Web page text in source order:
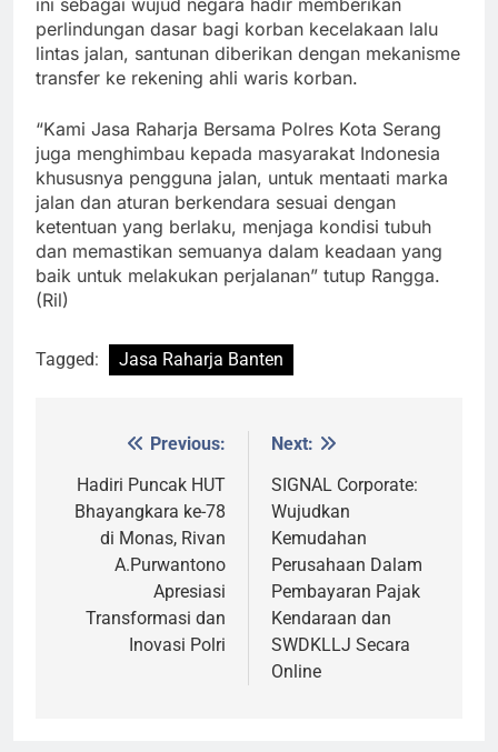
perlindungan dasar bagi korban kecelakaan lalu
lintas jalan, santunan diberikan dengan mekanisme
transfer ke rekening ahli waris korban.
“Kami Jasa Raharja Bersama Polres Kota Serang
juga menghimbau kepada masyarakat Indonesia
khususnya pengguna jalan, untuk mentaati marka
jalan dan aturan berkendara sesuai dengan
ketentuan yang berlaku, menjaga kondisi tubuh
dan memastikan semuanya dalam keadaan yang
baik untuk melakukan perjalanan” tutup Rangga.
(Ril)
Tagged: Jasa Raharja Banten
navigation
Previous:
Hadiri Puncak HUT
Bhayangkara ke-78
di Monas, Rivan
A.Purwantono
Apresiasi
Transformasi dan
Inovasi Polri
Next:
SIGNAL Corporate:
Wujudkan
Kemudahan
Perusahaan Dalam
Pembayaran Pajak
Kendaraan dan
SWDKLLJ Secara
Online